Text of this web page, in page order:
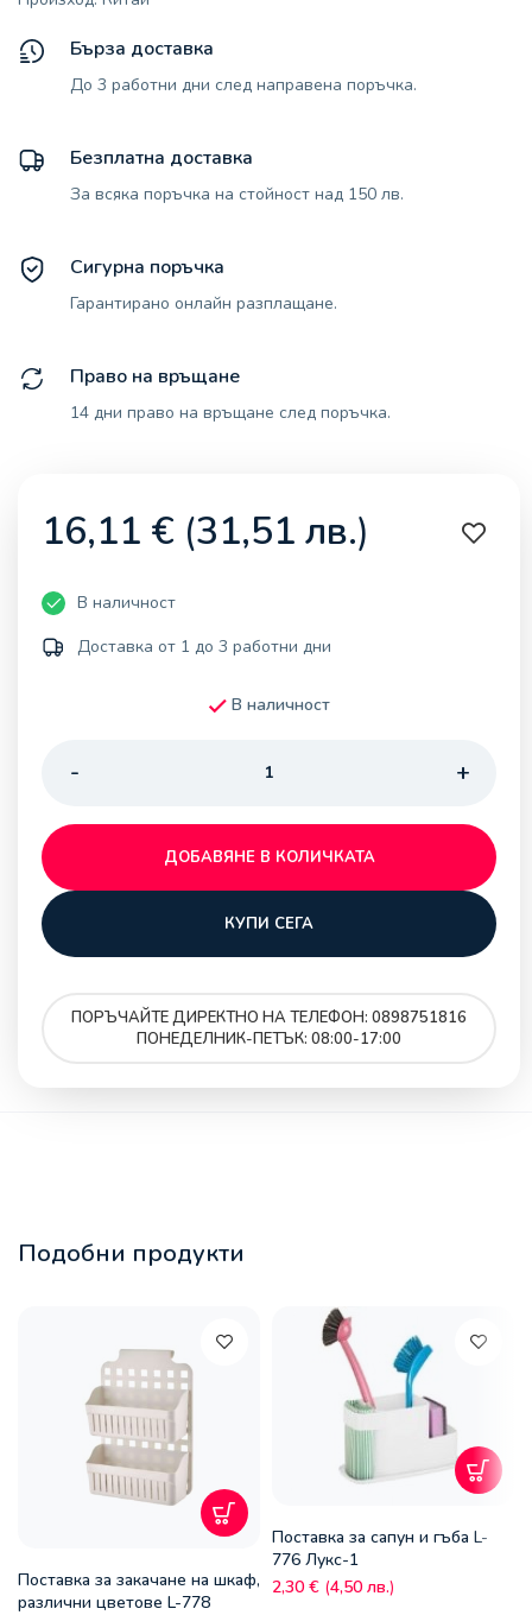
Бърза доставка
До 3 работни дни след направена поръчка.
Безплатна доставка
За всяка поръчка на стойност над 150 лв.
Сигурна поръчка
Гарантирано онлайн разплащане.
Право на връщане
14 дни право на връщане след поръчка.
16,11 € (31,51 лв.)
В наличност
Доставка от 1 до 3 работни дни
В наличност
ДОБАВЯНЕ В КОЛИЧКАТА
КУПИ СЕГА
ПОРЪЧАЙТЕ ДИРЕКТНО НА ТЕЛЕФОН: 0898751816
ПОНЕДЕЛНИК-ПЕТЪК: 08:00-17:00
Подобни продукти
Поставка за закачане на шкаф,
различни цветове L-778
Поставка за сапун и гъба L-
776 Лукс-1
2,30 € (4,50 лв.)